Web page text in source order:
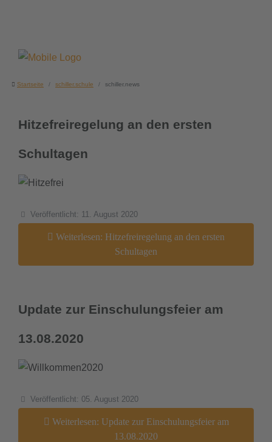
Startseite schiller.schule schiller.news
Hitzefreiregelung an den ersten
Schultagen
Details
Veröffentlicht: 11. August 2020
Weiterlesen: Hitzefreiregelung an den ersten
Schultagen
Update zur Einschulungsfeier am
13.08.2020
Details
Veröffentlicht: 05. August 2020
Weiterlesen: Update zur Einschulungsfeier am
13.08.2020